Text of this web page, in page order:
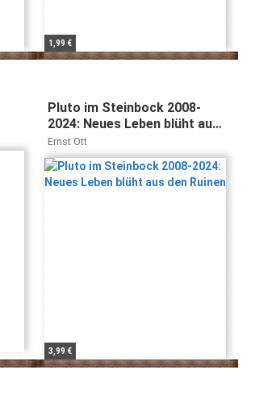
1,99 €
Pluto im Steinbock 2008-
2024: Neues Leben blüht aus
den Ruinen
Ernst Ott
3,99 €